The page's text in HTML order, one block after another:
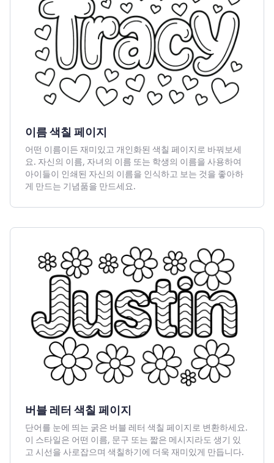
이름 색칠 페이지
어떤 이름이든 재미있고 개인화된 색칠 페이지로 바꿔보세
요. 자신의 이름, 자녀의 이름 또는 학생의 이름을 사용하여
아이들이 인쇄된 자신의 이름을 인식하고 보는 것을 좋아하
게 만드는 기념품을 만드세요.
버블 레터 색칠 페이지
단어를 눈에 띄는 굵은 버블 레터 색칠 페이지로 변환하세요.
이 스타일은 어떤 이름, 문구 또는 짧은 메시지라도 생기 있
고 시선을 사로잡으며 색칠하기에 더욱 재미있게 만듭니다.